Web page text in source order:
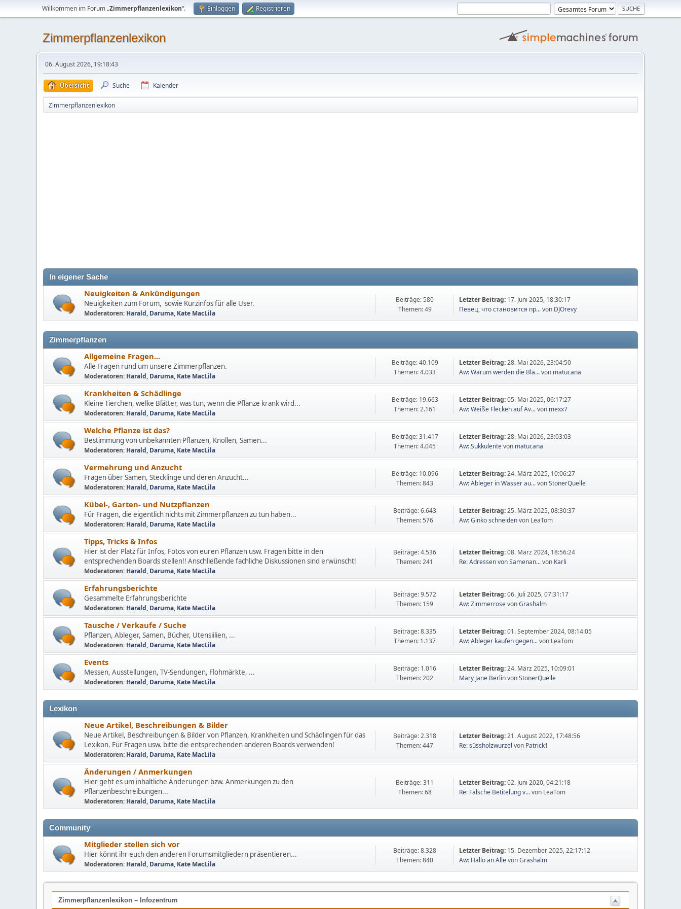
Willkommen im Forum „Zimmerpflanzenlexikon“. Einloggen Registrieren
Zimmerpflanzenlexikon
06. August 2026, 19:18:43
Übersicht Suche Kalender
Zimmerpflanzenlexikon
In eigener Sache
Neuigkeiten & Ankündigungen
Neuigkeiten zum Forum, sowie Kurzinfos für alle User.
Moderatoren: Harald, Daruma, Kate MacLila
Beiträge: 580
Themen: 49
Letzter Beitrag: 17. Juni 2025, 18:30:17
Певец, что становится пр...von DJOrevy
Zimmerpflanzen
Allgemeine Fragen...
Alle Fragen rund um unsere Zimmerpflanzen.
Moderatoren: Harald, Daruma, Kate MacLila
Beiträge: 40.109
Themen: 4.033
Letzter Beitrag:28. Mai 2026, 23:04:50
Aw: Warum werden die Blä...von matucana
Krankheiten & Schädlinge
Kleine Tierchen, welke Blätter, was tun, wenn die Pflanze krank wird...
Moderatoren: Harald, Daruma, Kate MacLila
Beiträge: 19.663
Themen: 2.161
Letzter Beitrag:05. Mai 2025, 06:17:27
Aw: Weiße Flecken auf Av...von mexx7
Welche Pflanze ist das?
Bestimmung von unbekannten Pflanzen, Knollen, Samen...
Moderatoren: Harald, Daruma, Kate MacLila
Beiträge: 31.417
Themen: 4.045
Letzter Beitrag:28. Mai 2026, 23:03:03
Aw: Sukkulentevon matucana
Vermehrung und Anzucht
Fragen über Samen, Stecklinge und deren Anzucht...
Moderatoren: Harald, Daruma, Kate MacLila
Beiträge: 10.096
Themen: 843
Letzter Beitrag:24. März 2025, 10:06:27
Aw: Ableger in Wasser au...vonStonerQuelle
Kübel-, Garten- und Nutzpflanzen
Für Fragen, die eigentlich nichts mit Zimmerpflanzen zu tun haben...
Moderatoren: Harald, Daruma, Kate MacLila
Beiträge: 6.643
Themen: 576
Letzter Beitrag:25. März 2025, 08:30:37
Aw: Ginko schneidenvon LeaTom
Tipps, Tricks & Infos
Hier ist der Platz für Infos, Fotos von euren Pflanzen usw. Fragen bitte in den
entsprechenden Boards stellen!! Anschließende fachliche Diskussionen sind erwünscht!
Moderatoren: Harald, Daruma, Kate MacLila
Beiträge: 4.536
Themen: 241
Letzter Beitrag:08. März 2024, 18:56:24
Re: Adressen von Samenan...von Karli
Erfahrungsberichte
Gesammelte Erfahrungsberichte
Moderatoren: Harald, Daruma, Kate MacLila
Beiträge: 9.572
Themen: 159
Letzter Beitrag:06. Juli 2025, 07:31:17
Aw: ZimmerrosevonGrashalm
Tausche / Verkaufe / Suche
Pflanzen, Ableger, Samen, Bücher, Utensiilien, ...
Moderatoren: Harald, Daruma, Kate MacLila
Beiträge: 8.335
Themen: 1.137
Letzter Beitrag:01. September 2024, 08:14:05
Aw: Ableger kaufen gegen...von LeaTom
Events
Messen, Ausstellungen, TV-Sendungen, Flohmärkte, ...
Moderatoren: Harald, Daruma, Kate MacLila
Beiträge: 1.016
Themen: 202
Letzter Beitrag:24. März 2025, 10:09:01
Mary Jane BerlinvonStonerQuelle
Lexikon
Neue Artikel, Beschreibungen & Bilder
Neue Artikel, Beschreibungen & Bilder von Pflanzen, Krankheiten und Schädlingen für das
Lexikon. Für Fragen usw. bitte die entsprechenden anderen Boards verwenden!
Moderatoren: Harald, Daruma, Kate MacLila
Beiträge: 2.318
Themen: 447
Letzter Beitrag:21. August 2022, 17:48:56
Re: süssholzwurzel von Patrick1
Änderungen / Anmerkungen
Hier geht es um inhaltliche Änderungen bzw. Anmerkungen zu den
Pflanzenbeschreibungen...
Moderatoren: Harald, Daruma, Kate MacLila
Beiträge: 311
Themen: 68
Letzter Beitrag:02. Juni 2020, 04:21:18
Re: Falsche Betitelung v...von LeaTom
Community
Mitglieder stellen sich vor
Hier könnt ihr euch den anderen Forumsmitgliedern präsentieren...
Moderatoren: Harald, Daruma, Kate MacLila
Beiträge: 8.328
Themen: 840
Letzter Beitrag: 15. Dezember 2025, 22:17:12
Aw: Hallo an AllevonGrashalm
Zimmerpflanzenlexikon – Infozentrum